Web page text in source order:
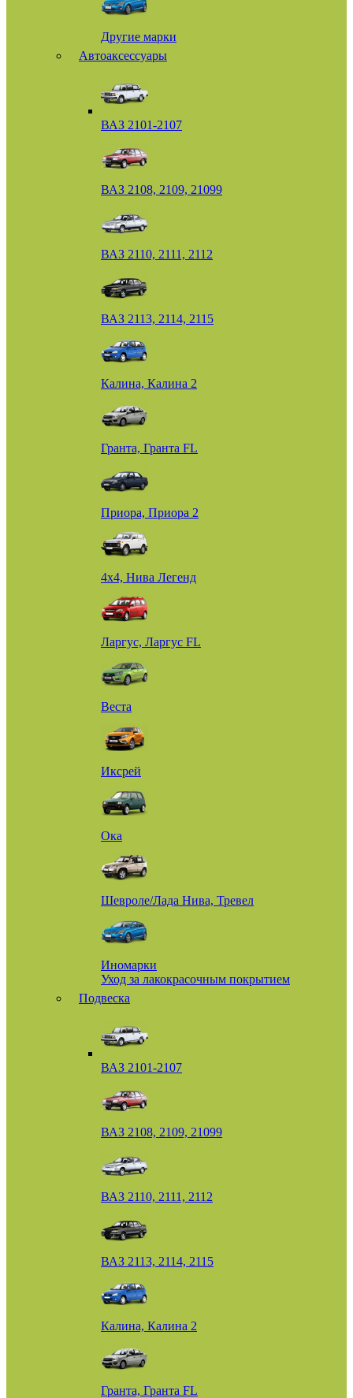
Другие марки
Автоаксессуары
ВАЗ 2101-2107
ВАЗ 2108, 2109, 21099
ВАЗ 2110, 2111, 2112
ВАЗ 2113, 2114, 2115
Калина, Калина 2
Гранта, Гранта FL
Приора, Приора 2
4х4, Нива Легенд
Ларгус, Ларгус FL
Веста
Иксрей
Ока
Шевроле/Лада Нива, Тревел
Иномарки
Уход за лакокрасочным покрытием
Подвеска
ВАЗ 2101-2107
ВАЗ 2108, 2109, 21099
ВАЗ 2110, 2111, 2112
ВАЗ 2113, 2114, 2115
Калина, Калина 2
Гранта, Гранта FL